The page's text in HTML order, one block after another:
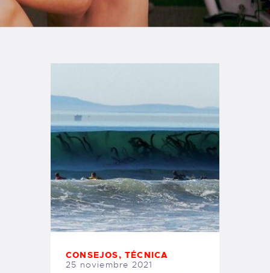
TIENDA FAMILY SURFERS
WEBCAM SALINAS
CONSEJOS,TÉCNICA
25 noviembre 2021